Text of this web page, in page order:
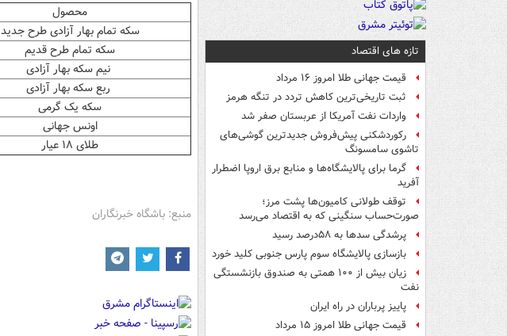
تازه های اقتصاد
قیمت جهانی طلا امروز ۱۶ مرداد
ثبت تاریخی‌ترین کاهش تردد در تنگه هرمز
واردات نفت آمریکا از عربستان صفر شد
رکوردشکنی پیش‌فروش جدیدترین گوشی‌های
تاشوی سامسونگ
گرما برای پالایشگاه‌ها و منابع برق اروپا اضطرار
آفرید
توقف طولانی کامیون‌ها پشت مرز؛
صورت‌حساب سنگینی که به اقتصاد می‌رسد
پرشدگی سدها به ۵۸درصد رسید
بازسازی پالایشگاه سوم پارس جنوبی کلید خورد
زیان بیش از ۱۰۰ همتی به صندوق‌ بازنشستگی
نفت
پاییز پرباران در راه ایران
قیمت جهانی طلا امروز ۱۵ مرداد
محصول
سکه تمام بهار آزادی طرح جدید
سکه تمام طرح قدیم
نیم سکه بهار آزادی
ربع سکه بهار آزادی
سکه یک گرمی
اونس جهانی
طلای ۱۸ عیار
منبع: باشگاه خبرنگاران